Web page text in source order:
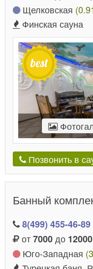
Щелковская
Финская сауна
Позвонить в
Банный
8(499) 455-46-89
от7000до 12000
Юго-Западная